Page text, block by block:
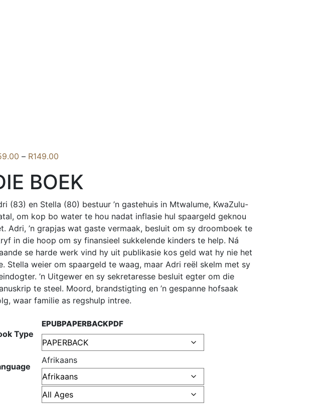
– R149.00
R59.00
through
R149.00
BOEK
(83) en Stella (80) bestuur ’n gastehuis in Mtwalume, KwaZulu-
om kop bo water te hou nadat inflasie hul spaargeld geknou
Adri, ’n grapjas wat gaste vermaak, besluit om sy droomboek te
in die hoop om sy finansieel sukkelende kinders te help. Ná
se harde werk vind hy uit publikasie kos geld wat hy nie het
Stella weier om spaargeld te waag, maar Adri reël skelm met sy
’n Uitgewer en sy sekretaresse besluit egter om die
te steel. Moord, brandstigting en ’n gespanne hofsaak
waar familie as regshulp intree.
Type
EPUBPAPERBACKPDF
Afrikaans